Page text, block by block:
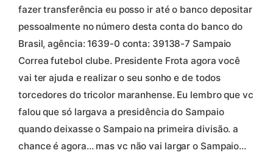
fazer transferência eu posso ir até o banco depositar
pessoalmente no número desta conta do banco do
Brasil, agência: 1639-0 conta: 39138-7 Sampaio
Correa futebol clube. Presidente Frota agora você
vai ter ajuda e realizar o seu sonho e de todos
torcedores do tricolor maranhense. Eu lembro que vc
falou que só largava a presidência do Sampaio
quando deixasse o Sampaio na primeira divisão. a
chance é agora… mas vc não vai largar o Sampaio…